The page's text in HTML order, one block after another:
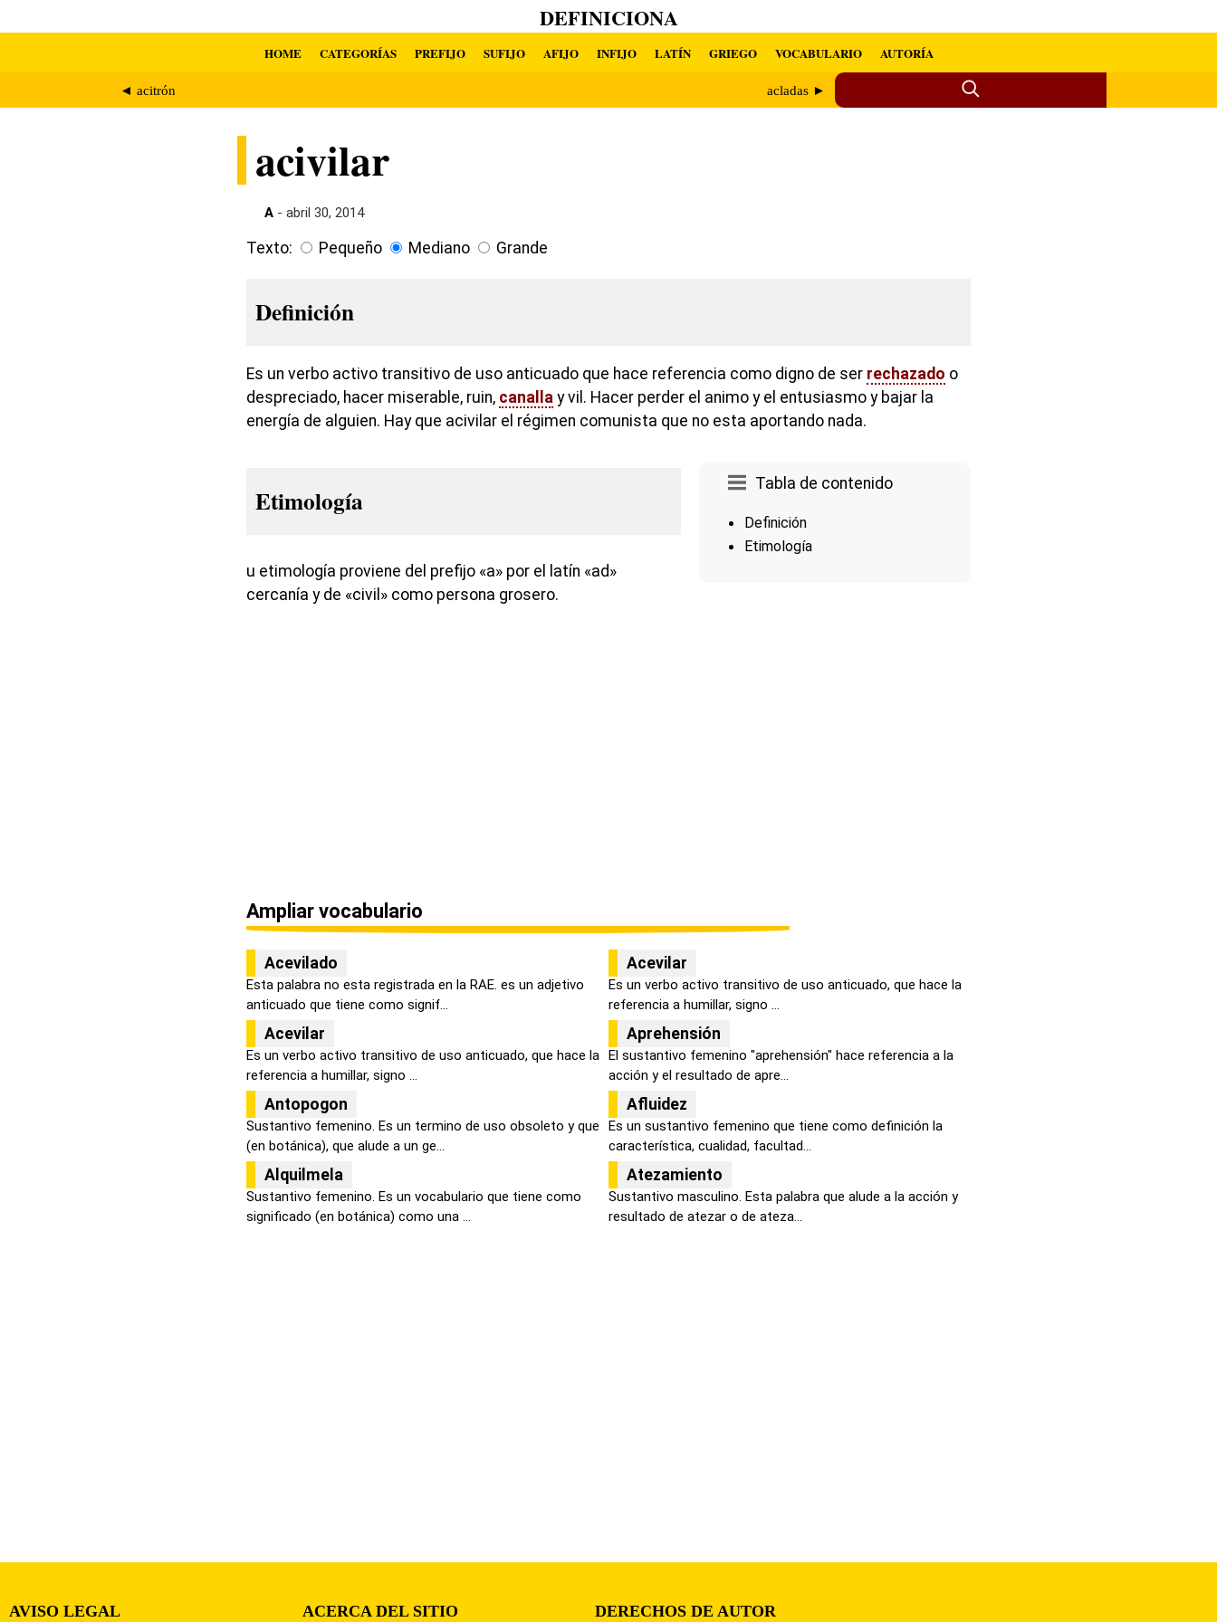
DEFINICIONA
HOME CATEGORÍAS PREFIJO SUFIJO AFIJO INFIJO LATÍN GRIEGO VOCABULARIO AUTORÍA
◄ acitrón acladas ►
acivilar
A - abril 30, 2014
Texto: Pequeño Mediano Grande
Definición
Es un verbo activo transitivo de uso anticuado que hace referencia como digno de ser rechazado o
despreciado, hacer miserable, ruin, canalla y vil. Hacer perder el animo y el entusiasmo y bajar la
energía de alguien. Hay que acivilar el régimen comunista que no esta aportando nada.
Tabla de contenido
Definición
Etimología
Etimología
u etimología proviene del prefijo «a» por el latín «ad»
cercanía y de «civil» como persona grosero.
Ampliar vocabulario
Acevilado
Esta palabra no esta registrada en la RAE. es un adjetivo
anticuado que tiene como signif...
Acevilar
Es un verbo activo transitivo de uso anticuado, que hace la
referencia a humillar, signo ...
Acevilar
Es un verbo activo transitivo de uso anticuado, que hace la
referencia a humillar, signo ...
Aprehensión
El sustantivo femenino "aprehensión" hace referencia a la
acción y el resultado de apre...
Antopogon
Sustantivo femenino. Es un termino de uso obsoleto y que
(en botánica), que alude a un ge...
Afluidez
Es un sustantivo femenino que tiene como definición la
característica, cualidad, facultad...
Alquilmela
Sustantivo femenino. Es un vocabulario que tiene como
significado (en botánica) como una ...
Atezamiento
Sustantivo masculino. Esta palabra que alude a la acción y
resultado de atezar o de ateza...
AVISO LEGAL ACERCA DEL SITIO DERECHOS DE AUTOR